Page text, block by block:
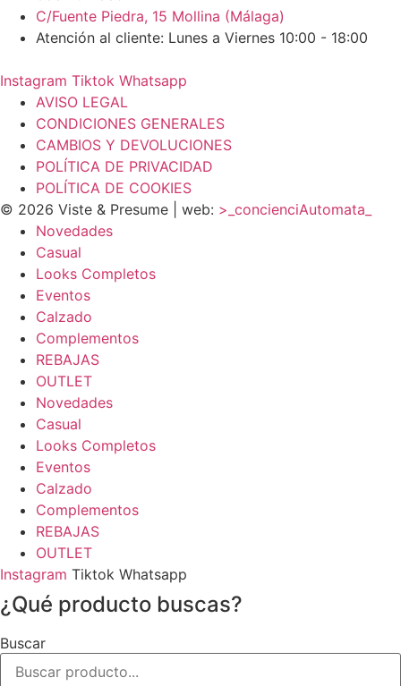
Las
opciones
elegir
en
la
página
de
producto
C/Fuente Piedra, 15 Mollina (Málaga)
Atención al cliente: Lunes a Viernes 10:00 - 18:00
Instagram Tiktok Whatsapp
AVISO LEGAL
CONDICIONES GENERALES
CAMBIOS Y DEVOLUCIONES
POLÍTICA DE PRIVACIDAD
POLÍTICA DE COOKIES
© 2026 Viste & Presume | web: >_concienciAutomata_
Novedades
Casual
Looks Completos
Eventos
Calzado
Complementos
REBAJAS
OUTLET
Novedades
Casual
Looks Completos
Eventos
Calzado
Complementos
REBAJAS
OUTLET
Instagram Tiktok Whatsapp
¿Qué producto buscas?
Buscar